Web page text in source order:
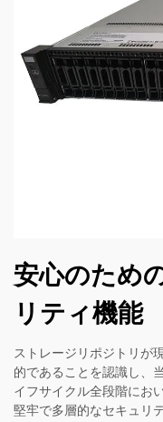
安心のため
リティ機能
ストレージリポジトリが
的であることを認識し、
イフサイクル全段階にお
堅牢で多層的なセキュリ